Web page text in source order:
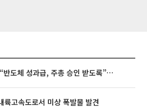
김정관 장관 “반도체 성과급, 주총 승인 받도록”…상법·자본시장법 개정 시사
륙고속도로서 미상 폭발물 발견